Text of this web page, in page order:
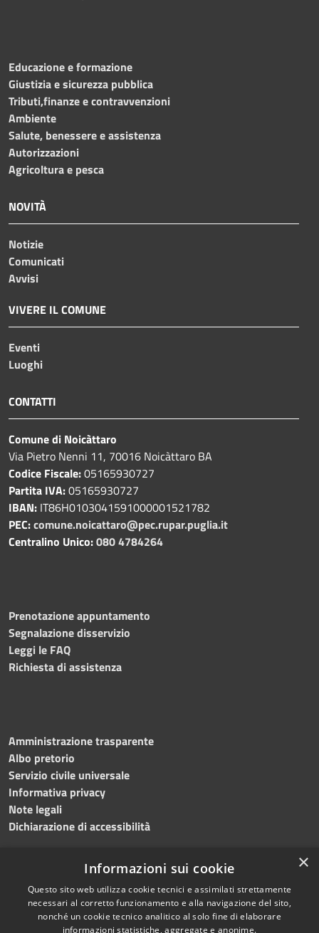
Educazione e formazione
Giustizia e sicurezza pubblica
Tributi,finanze e contravvenzioni
Ambiente
Salute, benessere e assistenza
Autorizzazioni
Agricoltura e pesca
NOVITÀ
Notizie
Comunicati
Avvisi
VIVERE IL COMUNE
Eventi
Luoghi
CONTATTI
Comune di Noicàttaro
Via Pietro Nenni 11, 70016 Noicàttaro BA
Codice Fiscale:05165930727
Partita IVA:05165930727
IBAN: IT86H0103041591000001521782
PEC:comune.noicattaro@pec.rupar.puglia.it
Centralino Unico:080 4784264
Prenotazione appuntamento
Segnalazione disservizio
Leggi le FAQ
Richiesta di assistenza
Amministrazione trasparente
Albo pretorio
Servizio civile universale
Informativa privacy
Note legali
Dichiarazione di accessibilità
RSS
Accessibilità
Copyright © 2023 •
Comune di Noicàttaro
Powered byMunicipium
×
Informazioni sui cookie
Questo sito web utilizza cookie tecnici e assimilati strettamente
necessari al corretto funzionamento e alla navigazione del sito,
nonché un cookie tecnico analitico al solo fine di elaborare
informazioni statistiche, aggregate e anonime.